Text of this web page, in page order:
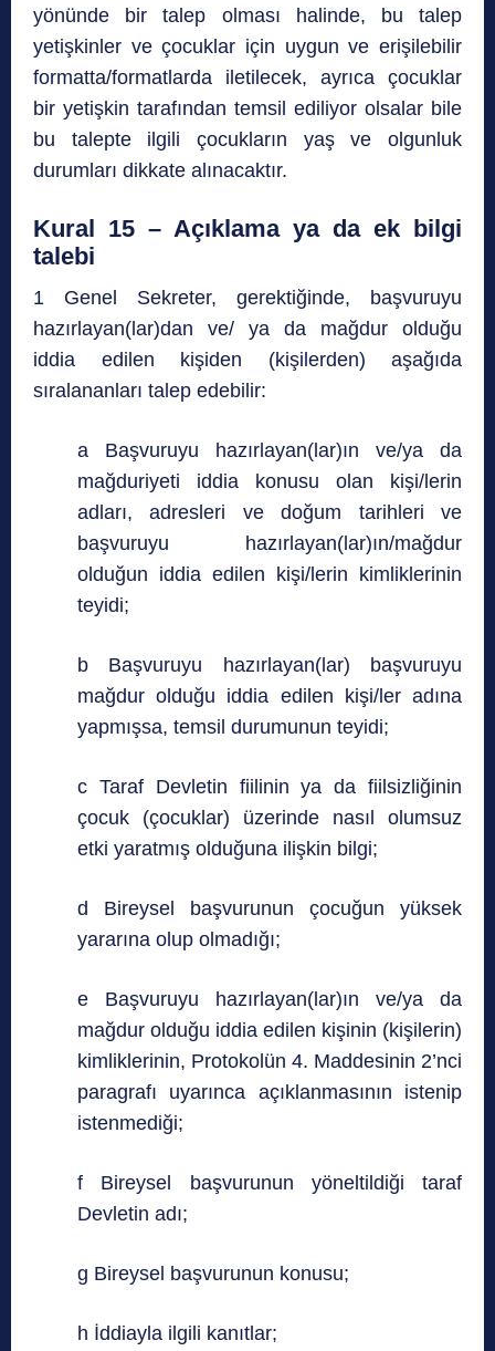
yönünde bir talep olması halinde, bu talep
yetişkinler ve çocuklar için uygun ve erişilebilir
formatta/formatlarda iletilecek, ayrıca çocuklar
bir yetişkin tarafından temsil ediliyor olsalar bile
bu talepte ilgili çocukların yaş ve olgunluk
durumları dikkate alınacaktır.
Kural 15 – Açıklama ya da ek bilgi
talebi
1 Genel Sekreter, gerektiğinde, başvuruyu
hazırlayan(lar)dan ve/ ya da mağdur olduğu
iddia edilen kişiden (kişilerden) aşağıda
sıralananları talep edebilir:
a Başvuruyu hazırlayan(lar)ın ve/ya da
mağduriyeti iddia konusu olan kişi/lerin
adları, adresleri ve doğum tarihleri ve
başvuruyu hazırlayan(lar)ın/mağdur
olduğun iddia edilen kişi/lerin kimliklerinin
teyidi;
b Başvuruyu hazırlayan(lar) başvuruyu
mağdur olduğu iddia edilen kişi/ler adına
yapmışsa, temsil durumunun teyidi;
c Taraf Devletin fiilinin ya da fiilsizliğinin
çocuk (çocuklar) üzerinde nasıl olumsuz
etki yaratmış olduğuna ilişkin bilgi;
d Bireysel başvurunun çocuğun yüksek
yararına olup olmadığı;
e Başvuruyu hazırlayan(lar)ın ve/ya da
mağdur olduğu iddia edilen kişinin (kişilerin)
kimliklerinin, Protokolün 4. Maddesinin 2’nci
paragrafı uyarınca açıklanmasının istenip
istenmediği;
f Bireysel başvurunun yöneltildiği taraf
Devletin adı;
g Bireysel başvurunun konusu;
h İddiayla ilgili kanıtlar;